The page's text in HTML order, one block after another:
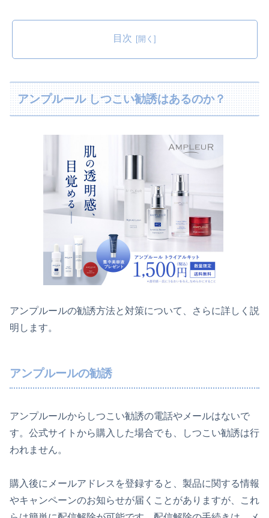
目次
アンプルール しつこい勧誘はあるのか？
アンプルールの勧誘方法と対策について、さらに詳しく説
明します。
アンプルールの勧誘
アンプルールからしつこい勧誘の電話やメールはないで
す。公式サイトから購入した場合でも、しつこい勧誘は行
われません。
購入後にメールアドレスを登録すると、製品に関する情報
やキャンペーンのお知らせが届くことがありますが、これ